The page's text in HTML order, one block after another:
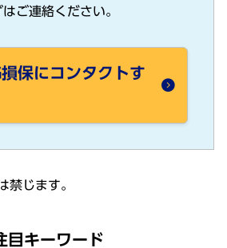
はご連絡ください。
保にコンタクトす
禁じます。
目キーワード